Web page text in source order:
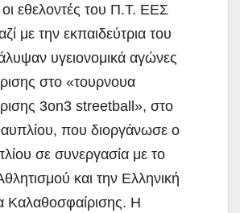
εθελοντές του Π.Τ. ΕΕΣ
με την εκπαιδεύτρια του
υγειονομικά αγώνες
στο «τουρνουα
3on3 streetball», στο
που διοργάνωσε ο
σε συνεργασία με το
και την Ελληνική
Καλαθοσφαίρισης. Η